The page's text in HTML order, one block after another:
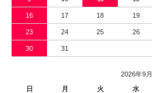
16 17 18 19
23 24 25 26
30 31
2026年9月
日
月 火 水